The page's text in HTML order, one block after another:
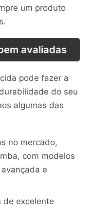
um produto
avaliadas
pode fazer a
do seu
algumas das
no mercado,
com modelos
e
de excelente